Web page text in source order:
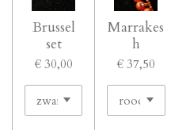
Brussel
set
€ 30,00
Marrakes
h
€ 37,50